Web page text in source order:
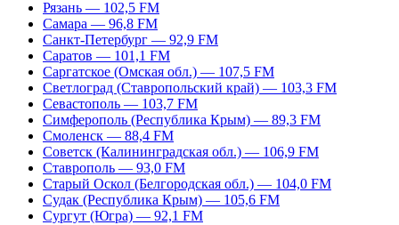
Рязань — 102,5 FM
Самара — 96,8 FM
Санкт-Петербург — 92,9 FM
Саратов — 101,1 FM
Саргатское (Омская обл.) — 107,5 FM
Светлоград (Ставропольский край) — 103,3 FM
Севастополь — 103,7 FM
Симферополь (Республика Крым) — 89,3 FM
Смоленск — 88,4 FM
Советск (Калининградская обл.) — 106,9 FM
Ставрополь — 93,0 FM
Старый Оскол (Белгородская обл.) — 104,0 FM
Судак (Республика Крым) — 105,6 FM
Сургут (Югра) — 92,1 FM